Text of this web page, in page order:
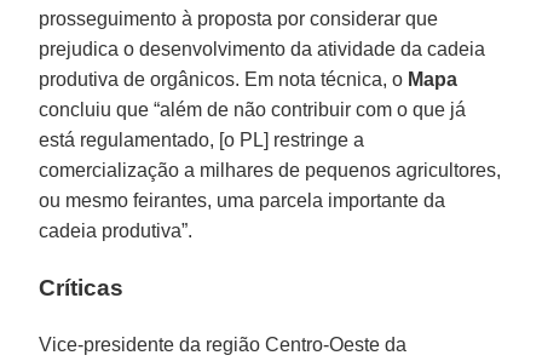
prosseguimento à proposta por considerar que
prejudica o desenvolvimento da atividade da cadeia
produtiva de orgânicos. Em nota técnica, o Mapa
concluiu que “além de não contribuir com o que já
está regulamentado, [o PL] restringe a
comercialização a milhares de pequenos agricultores,
ou mesmo feirantes, uma parcela importante da
cadeia produtiva”.
Críticas
Vice-presidente da região Centro-Oeste da